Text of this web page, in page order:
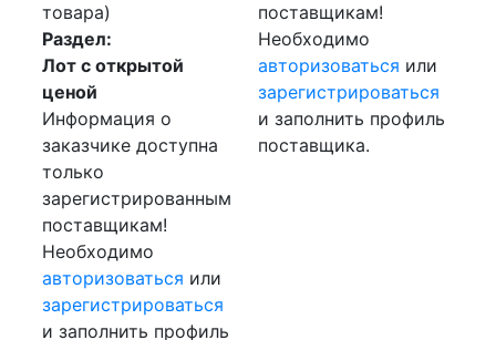
товара)
Раздел:
Лот с открытой
ценой
Информация о
заказчике доступна
только
зарегистрированным
поставщикам!
Необходимо
авторизоваться или
зарегистрироваться
и заполнить профиль
поставщикам!
Необходимо
авторизоваться или
зарегистрироваться
и заполнить профиль
поставщика.